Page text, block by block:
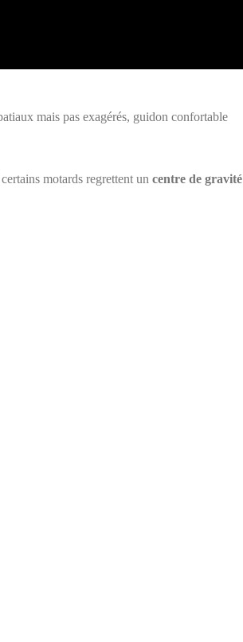
mais pas exagérés, guidon confortable
motards regrettent un centre de gravité